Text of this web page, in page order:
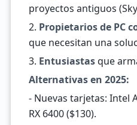
proyectos antiguos
2. Propietarios de PC
que necesitan una
3. Entusiastasque
Alternativas en 2025:
- Nuevas tarjetas: Intel
RX 6400 ($130).